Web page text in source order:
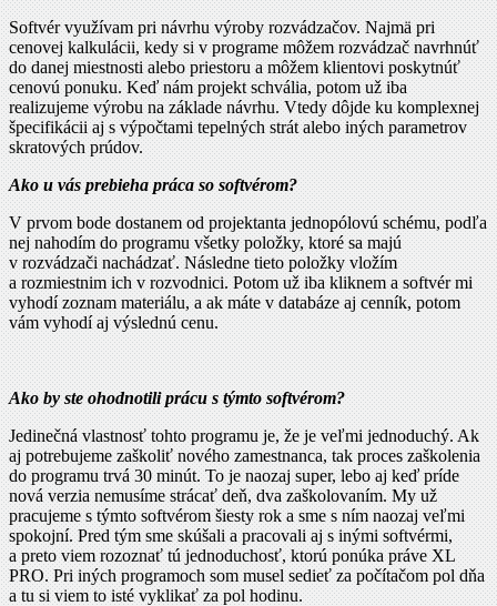
Softvér využívam pri návrhu výroby rozvádzačov. Najmä pri
cenovej kalkulácii, kedy si v programe môžem rozvádzač navrhnúť
do danej miestnosti alebo priestoru a môžem klientovi poskytnúť
cenovú ponuku. Keď nám projekt schvália, potom už iba
realizujeme výrobu na základe návrhu. Vtedy dôjde ku komplexnej
špecifikácii aj s výpočtami tepelných strát alebo iných parametrov
skratových prúdov.
Ako u vás prebieha práca so softvérom?
V prvom bode dostanem od projektanta jednopólovú schému, podľa
nej nahodím do programu všetky položky, ktoré sa majú
v rozvádzači nachádzať. Následne tieto položky vložím
a rozmiestnim ich v rozvodnici. Potom už iba kliknem a softvér mi
vyhodí zoznam materiálu, a ak máte v databáze aj cenník, potom
vám vyhodí aj výslednú cenu.
Ako by ste ohodnotili prácu s týmto softvérom?
Jedinečná vlastnosť tohto programu je, že je veľmi jednoduchý. Ak
aj potrebujeme zaškoliť nového zamestnanca, tak proces zaškolenia
do programu trvá 30 minút. To je naozaj super, lebo aj keď príde
nová verzia nemusíme strácať deň, dva zaškolovaním. My už
pracujeme s týmto softvérom šiesty rok a sme s ním naozaj veľmi
spokojní. Pred tým sme skúšali a pracovali aj s inými softvérmi,
a preto viem rozoznať tú jednoduchosť, ktorú ponúka práve XL
PRO. Pri iných programoch som musel sedieť za počítačom pol dňa
a tu si viem to isté vyklikať za pol hodinu.